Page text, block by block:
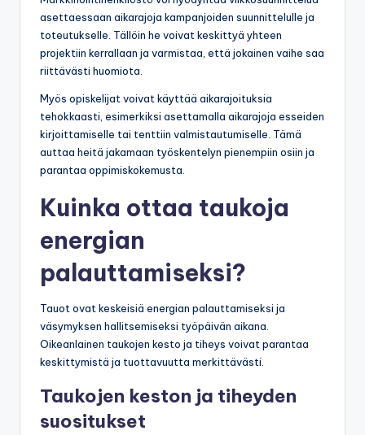
asettaessaan aikarajoja kampanjoiden suunnittelulle ja
toteutukselle. Tällöin he voivat keskittyä yhteen
projektiin kerrallaan ja varmistaa, että jokainen vaihe saa
riittävästi huomiota.
Myös opiskelijat voivat käyttää aikarajoituksia
tehokkaasti, esimerkiksi asettamalla aikarajoja esseiden
kirjoittamiselle tai tenttiin valmistautumiselle. Tämä
auttaa heitä jakamaan työskentelyn pienempiin osiin ja
parantaa oppimiskokemusta.
Kuinka ottaa taukoja
energian
palauttamiseksi?
Tauot ovat keskeisiä energian palauttamiseksi ja
väsymyksen hallitsemiseksi työpäivän aikana.
Oikeanlainen taukojen kesto ja tiheys voivat parantaa
keskittymistä ja tuottavuutta merkittävästi.
Taukojen keston ja tiheyden
suositukset